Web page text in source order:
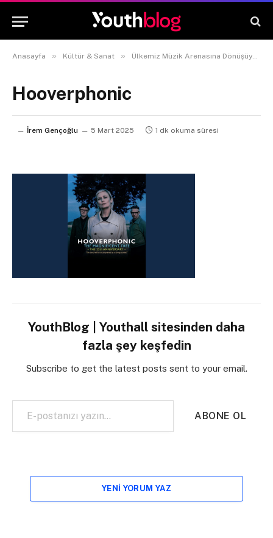
Anasayfa » Kültür & Sanat » Ülkemiz Müzik Arenasına Dönüşüyor: 2025’te Türkiye’ye Gelecek Dünyaca Ünlü Sanatçılar
Hooverphonic
İrem Gençoğlu 5 Mart 2025 1 dk okuma süresi
YouthBlog | Youthall sitesinden daha
fazla şey keşfedin
Subscribe to get the latest posts sent to your email.
E-postanızı yazın…
ABONE OL
YENI YORUM YAZ